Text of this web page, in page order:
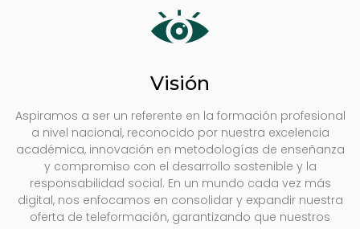
Visión
Aspiramos a ser un referente en la formación profesional
a nivel nacional, reconocido por nuestra excelencia
académica, innovación en metodologías de enseñanza
y compromiso con el desarrollo sostenible y la
responsabilidad social. En un mundo cada vez más
digital, nos enfocamos en consolidar y expandir nuestra
oferta de teleformación, garantizando que nuestros